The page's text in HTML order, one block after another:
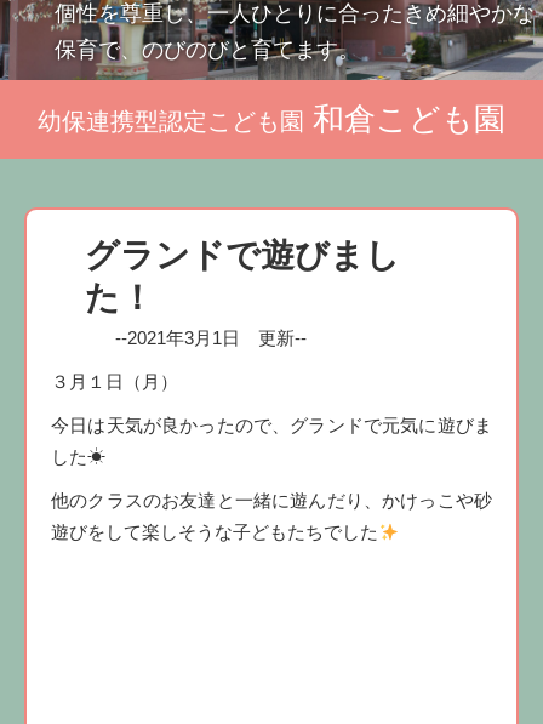
個性を尊重し、一人ひとりに合ったきめ細やかな
保育で、のびのびと育てます。
幼保連携型認定こども園 和倉こども園
グランドで遊びまし
た！
--2021年3月1日 更新--
３月１日（月）
今日は天気が良かったので、グランドで元気に遊びま
した☀
他のクラスのお友達と一緒に遊んだり、かけっこや砂
遊びをして楽しそうな子どもたちでした